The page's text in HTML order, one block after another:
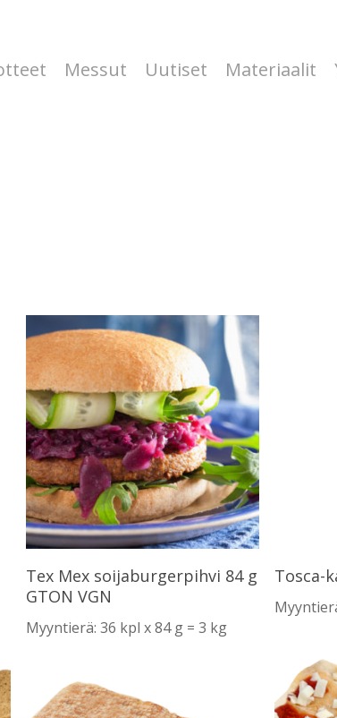
Messut Uutiset Materiaalit
Lue Lisää
Tex Mex soijaburgerpihvi 84 g
GTON VGN
Myyntierä: 36 kpl x 84 g = 3 kg
Tosca-